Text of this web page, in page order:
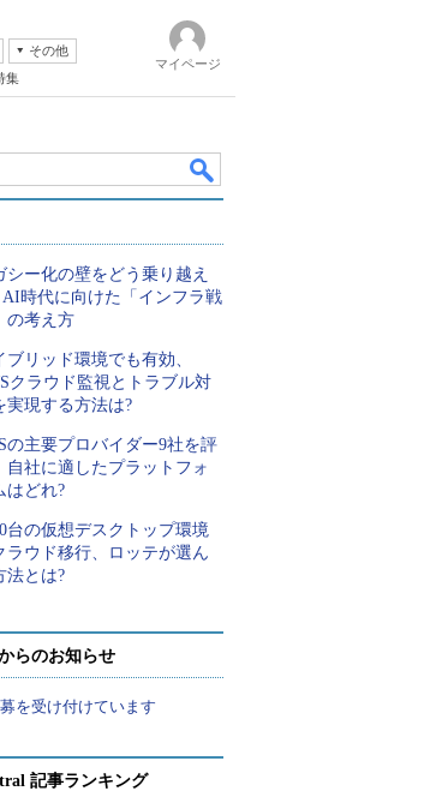
その他
集
マイページ
シー化の壁をどう乗り越え
AI時代に向けた「インフラ戦
の考え方
ブリッド環境でも有効、
クラウド監視とトラブル対
実現する方法は?
の主要プロバイダー9社を評
自社に適したプラットフォ
はどれ?
台の仮想デスクトップ環境
ラウド移行、ロッテが選ん
法とは?
らのお知らせ
を受け付けています
記事ランキング